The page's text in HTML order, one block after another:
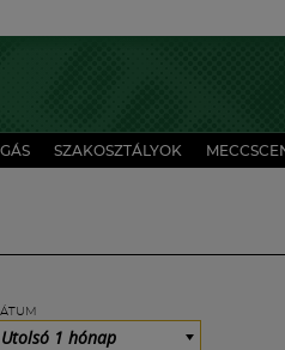
SZAKOSZTÁLYOK
Utolsó 1 hónap